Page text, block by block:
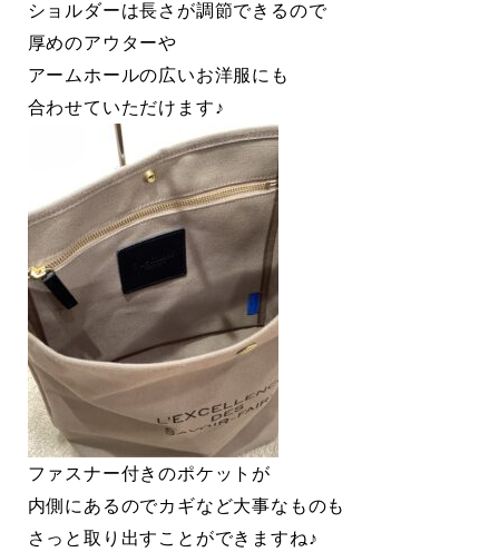
ショルダーは長さが調節できるので
厚めのアウターや
アームホールの広いお洋服にも
合わせていただけます♪
ファスナー付きのポケットが
内側にあるのでカギなど大事なものも
さっと取り出すことができますね♪